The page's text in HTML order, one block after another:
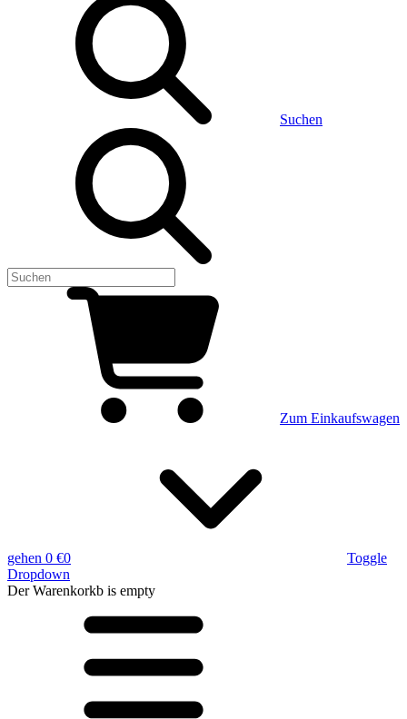
Suchen
Zum Einkaufswagen
gehen 0 €0
Toggle
Dropdown
Der Warenkorkb is empty